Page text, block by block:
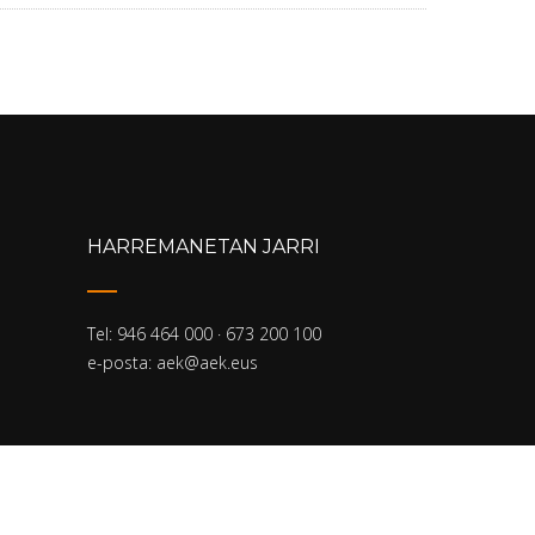
HARREMANETAN JARRI
Tel: 946 464 000 · 673 200 100
e-posta: aek@aek.eus